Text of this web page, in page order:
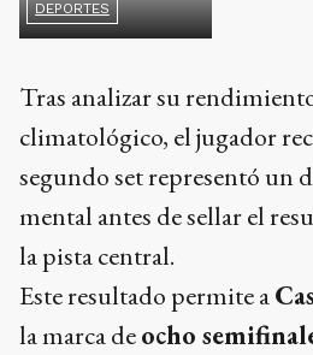
DEPORTES
Tras analizar su
climatológico, el jugador
segundo set representó un
mental antes de sellar el
la pista central.
Este resultado permite a
la marca deocho